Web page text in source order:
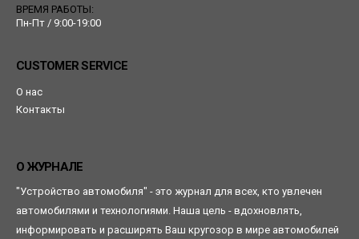
ВРЕМЯ РАБОТЫ:
Пн-Пт / 9:00-19:00
CUSTOMER SERVICE
О нас
Контакты
О ЖУРНАЛЕ
"Устройство автомобиля" - это журнал для всех, кто увлечен
автомобилями и технологиями. Наша цель - вдохновлять,
информировать и расширять Ваш кругозор в мире автомобилей